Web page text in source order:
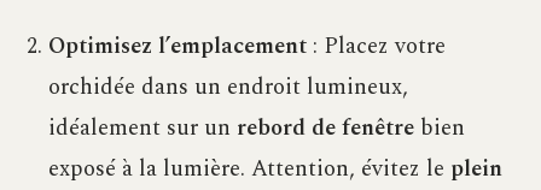
Optimisez l’emplacement : Placez votre
orchidée dans un endroit lumineux,
idéalement sur un rebord de fenêtre bien
exposé à la lumière. Attention, évitez le plein